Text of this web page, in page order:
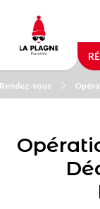
contenu
principal
Rendez-vous